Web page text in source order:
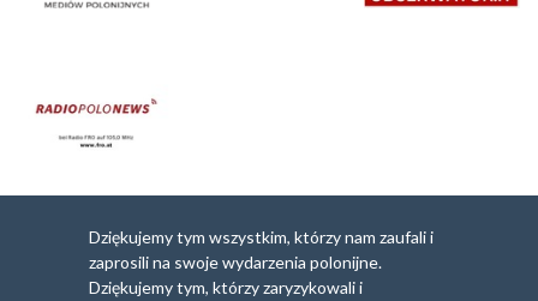
Dziękujemy tym wszystkim, którzy nam zaufali i
zaprosili na swoje wydarzenia polonijne.
Dziękujemy tym, którzy zaryzykowali i